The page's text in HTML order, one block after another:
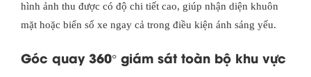
hình ảnh thu được có độ chi tiết cao, giúp nhận diện khuôn
mặt hoặc biển số xe ngay cả trong điều kiện ánh sáng yếu.
Góc quay 360° giám sát toàn bộ khu vực